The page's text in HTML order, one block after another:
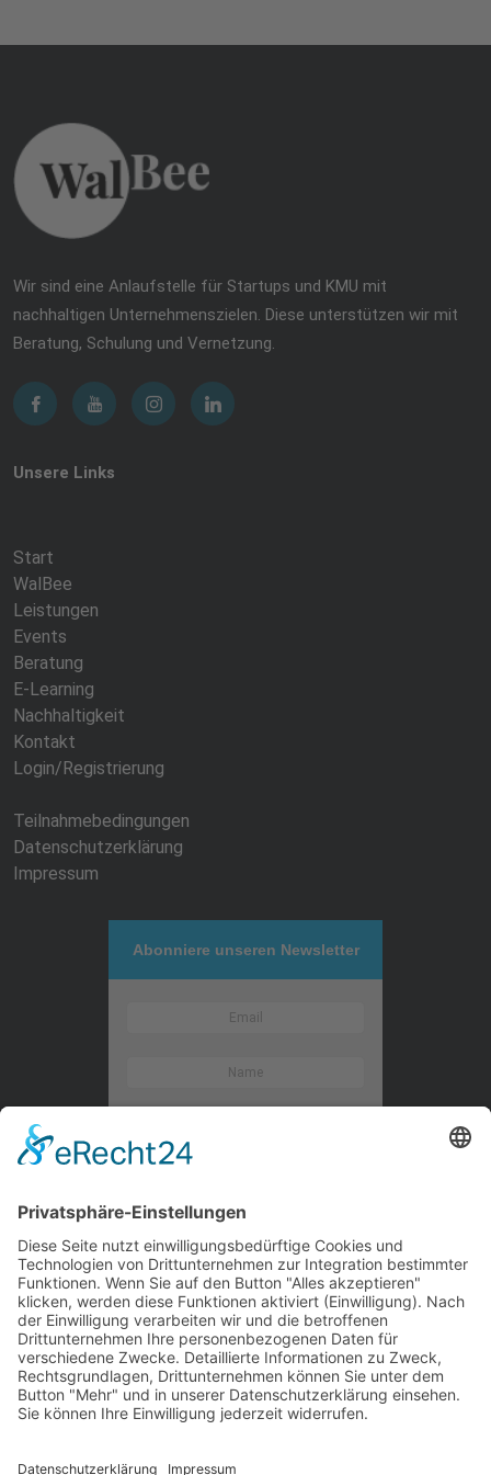
Wir sind eine Anlaufstelle für Startups und KMU mit
nachhaltigen Unternehmenszielen. Diese unterstützen wir mit
Beratung, Schulung und Vernetzung.
Unsere Links
Start
WalBee
Leistungen
Events
Beratung
E-Learning
Nachhaltigkeit
Kontakt
Login/Registrierung
Teilnahmebedingungen
Datenschutzerklärung
Impressum
Abonniere unseren Newsletter
Kontaktieren Sie uns
WalBee
Bizzmade GmbH
Gießereistraße 29
83022 Rosenheim
Tel.:+49 8031 282 09 50
Web:
www.walbee.de